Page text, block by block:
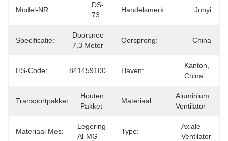
Model-NR.:
DS-
73
Handelsmerk: Junyi
Specificatie:
Doorsnee
7,3 Meter
Oorsprong: China
HS-Code: 841459100 Haven:
Kanton,
China
Transportpakket:
Houten
Pakket
Materiaal:
Aluminium
Ventilator
Materiaal Mes:
Legering
Al-MG
Type:
Axiale
Ventilator